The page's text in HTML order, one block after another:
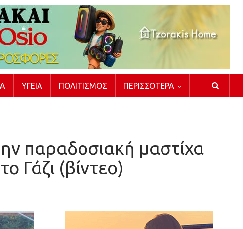
ΥΓΕΊΑ ΠΟΛΙΤΙΣΜΌΣ ΠΕΡΙΣΣΌΤΕΡΑ
παραδοσιακή μαστίχα
Γάζι (βίντεο)